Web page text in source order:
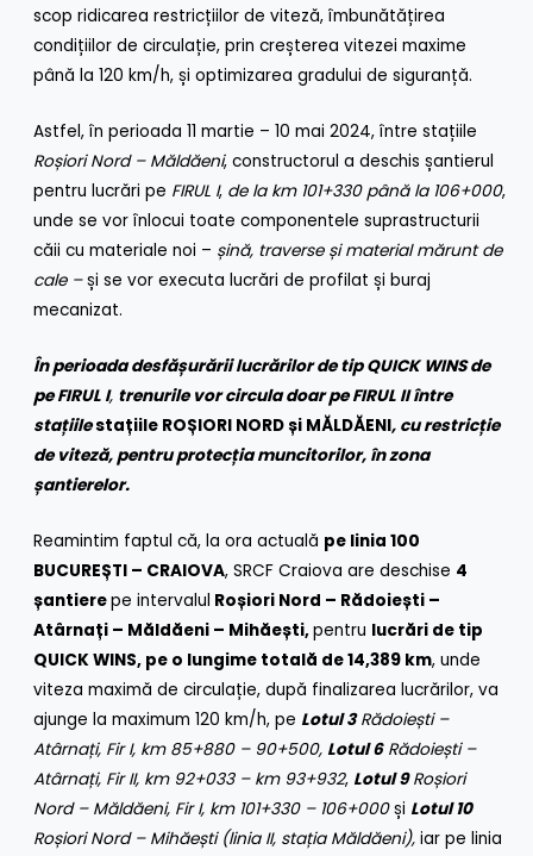
scop ridicarea restricțiilor de viteză, îmbunătățirea
condițiilor de circulație, prin creșterea vitezei maxime
până la 120 km/h, și optimizarea gradului de siguranță.
Astfel, în perioada 11 martie – 10 mai 2024, între stațiile
Roșiori Nord – Măldăeni, constructorul a deschis șantierul
pentru lucrări pe FIRUL I, de la km 101+330 până la 106+000,
unde se vor înlocui toate componentele suprastructurii
căii cu materiale noi – șină, traverse și material mărunt de
cale –și se vor executa lucrări de profilat și buraj
mecanizat.
În perioada desfășurării lucrărilorde tip QUICK WINS de
pe FIRUL I, trenurile vor circula doar pe FIRUL IIîntre
stațiilestațiile ROȘIORI NORD și MĂLDĂENI, cu restricție
de viteză, pentru protecția muncitorilor, în zona
șantierelor.
Reamintim faptul că, la ora actuală pe linia 100
BUCUREȘTI – CRAIOVA, SRCF Craiova are deschise 4
șantierepe intervalul Roșiori Nord – Rădoiești –
Atârnați – Măldăeni – Mihăești,pentru lucrări de tip
QUICK WINS, pe o lungime totală de 14,389 km, unde
viteza maximă de circulație, după finalizarea lucrărilor, va
ajunge la maximum 120 km/h, pe Lotul 3 Rădoiești –
Atârnați, Fir I, km 85+880 – 90+500, Lotul 6 Rădoiești –
Atârnați, Fir II, km 92+033 – km 93+932, Lotul 9 Roșiori
Nord – Măldăeni, Fir I, km 101+330 – 106+000 și Lotul 10
Roșiori Nord – Mihăești (linia II, stația Măldăeni),iar pe linia